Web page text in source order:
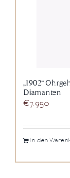
„1902“
Diamanten
€7.950
In den